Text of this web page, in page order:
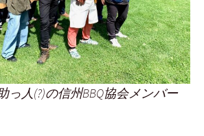
っ人(?)の信州BBQ協会メンバー